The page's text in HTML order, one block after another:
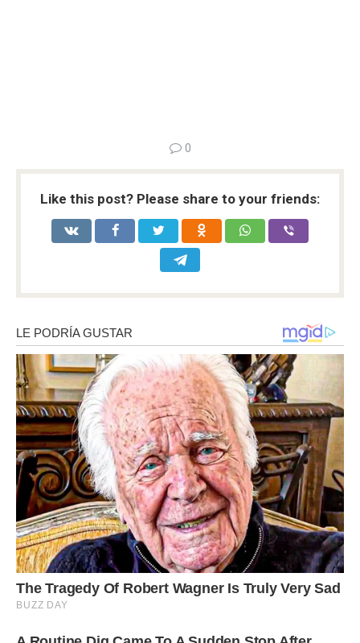
0
Like this post? Please share to your friends: